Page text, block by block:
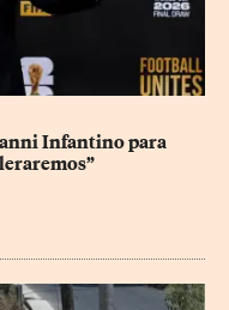
Infantino para